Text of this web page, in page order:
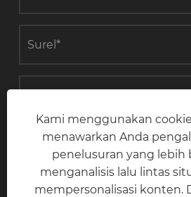
Kami menggunakan
menawarkan Anda
penelusuran yang lebih
menganalisis lalu lintas
mempersonalisasi konten.